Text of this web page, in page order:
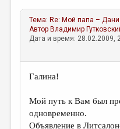
Тема: Re: Мой папа –
Автор Владимир
Дата и время: 28.02.2009,
Галина!
Мой путь к Вам был
одновременно.
Объявление в